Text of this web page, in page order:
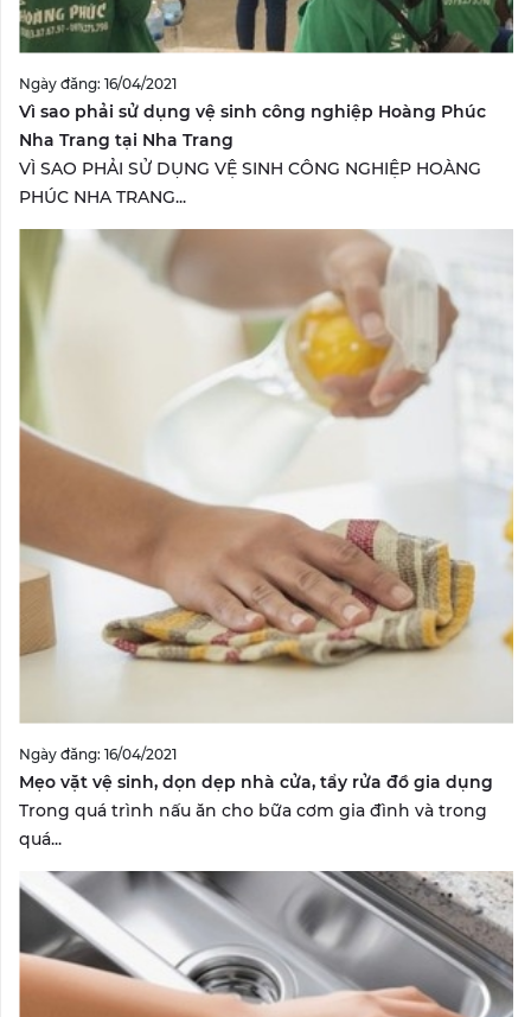
Ngày đăng: 16/04/2021
Vì sao phải sử dụng vệ sinh công nghiệp Hoàng Phúc
Nha Trang tại Nha Trang
VÌ SAO PHẢI SỬ DỤNG VỆ SINH CÔNG NGHIỆP HOÀNG
PHÚC NHA TRANG...
Ngày đăng: 16/04/2021
Mẹo vặt vệ sinh, dọn dẹp nhà cửa, tẩy rửa đồ gia dụng
Trong quá trình nấu ăn cho bữa cơm gia đình và trong
quá...